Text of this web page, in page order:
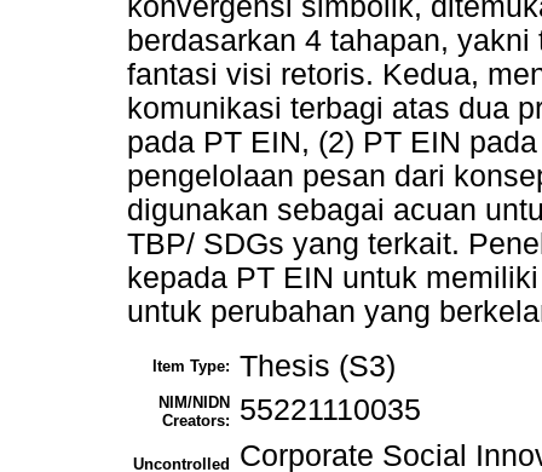
berdasarkan 4 tahapan,
fantasi visi retoris. Kedua,
komunikasi terbagi atas dua
pada PT EIN, (2) PT EIN
pengelolaan pesan dari
digunakan sebagai acuan
TBP/ SDGs yang terkait.
kepada PT EIN untuk
untuk perubahan yang
Item Type: Thesis (S3)
NIM/NIDN
Creators:
55221110035
Uncontrolled
Corporate Social